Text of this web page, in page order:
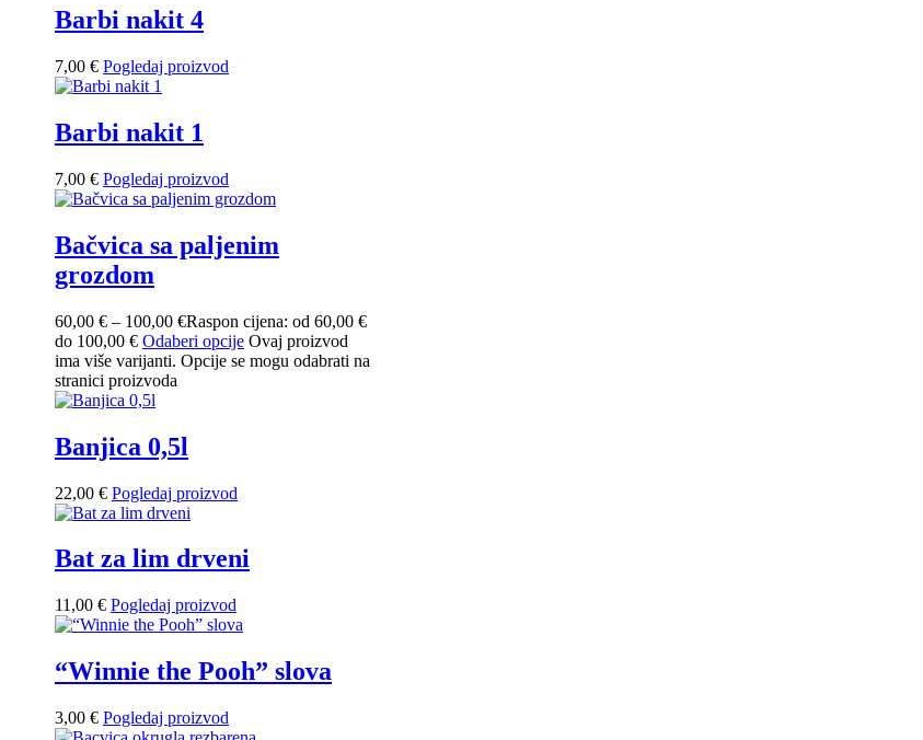
Barbi nakit 4
7,00 € Pogledaj proizvod
Barbi nakit 1
7,00 € Pogledaj proizvod
Bačvica sa paljenim
grozdom
60,00 € – 100,00 €Raspon cijena: od 60,00 €
do 100,00 € Odaberi opcije Ovaj proizvod
ima više varijanti. Opcije se mogu odabrati na
stranici proizvoda
Banjica 0,5l
22,00 € Pogledaj proizvod
Bat za lim drveni
11,00 € Pogledaj proizvod
“Winnie the Pooh” slova
3,00 € Pogledaj proizvod